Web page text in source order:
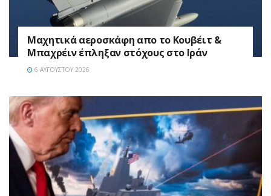
Mαχητικά αεροσκάφη απο το Κουβέιτ &
Μπαχρέιν έπληξαν στόχους στο Ιράν
6 ΑΥΓΟΎΣΤΟΥ 2026